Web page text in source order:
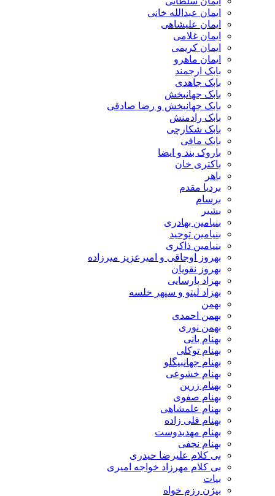
ایمان عبدالله خانی
ایمان علیشاهی
ایمان غلامی
ایمان کریمی
ایمان ماهرو
بابک ارجمند
بابک جاهدی
بابک جهانبخش
بابک جهانبخش و رضا صادقی
بابک رادمنش
بابک شکارچی
بابک مافی
باروک بند و ایضا
باکتری خان
باهر
بردیا مقدم
برسام
بشیر
بنیامین بهادری
بنیامین توحید
بنیامین ذاکری
بهروز اوجاقی و امیرعزیز میرزاده
بهروز نقویان
بهزاد پارسایی
بهزاد لیتو و سپهر خلسه
بهمن
بهمن احمدی
بهمن نوری
بهنام بانی
بهنام توکلی
بهنام جهانبیگلو
بهنام خشوعی
بهنام زرین
بهنام صفوی
بهنام علمشاهی
بهنام قلی زاده
بهنام مهدیدوست
بهنام نجفی
بی کلام علیرضا حیدری
بی کلام مهرزاد خواجه امیری
بیات
بیژن رزم خواه